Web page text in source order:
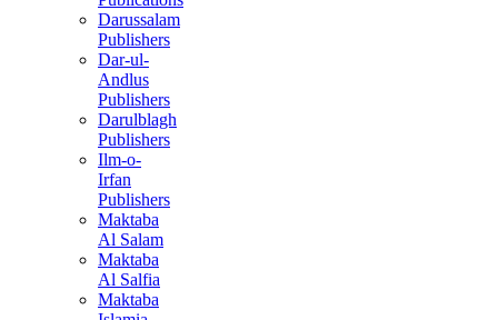
Darussalam
Publishers
Dar-ul-
Andlus
Publishers
Darulblagh
Publishers
Ilm-o-
Irfan
Publishers
Maktaba
Al Salam
Maktaba
Al Salfia
Maktaba